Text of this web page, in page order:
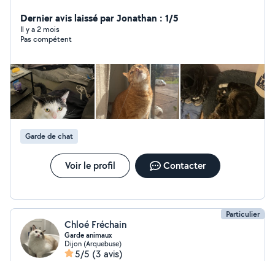
2 chats) -gardes d'enfants -préparation de buffet et
diverses choses comme ménage, aide à domicile
Dernier avis laissé par Jonathan : 1/5
Il y a 2 mois
Pas compétent
Garde de chat
Voir le profil Contacter
Particulier
Chloé Fréchain
Garde animaux
Dijon (Arquebuse)
5/5 (3 avis)